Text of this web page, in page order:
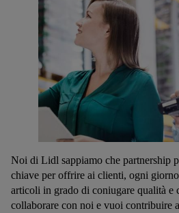
Noi di Lidl sappiamo che partnership
chiave per offrire ai clienti, ogni
articoli in grado di coniugare qualità e
collaborare con noi e vuoi contribuire